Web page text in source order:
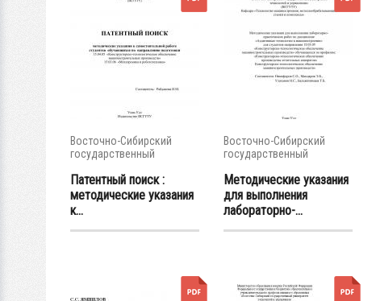
Восточно-Сибирский
государственный
Патентный поиск :
методические указания
к...
Восточно-Сибирский
государственный
Методические указания
для выполнения
лабораторно-...